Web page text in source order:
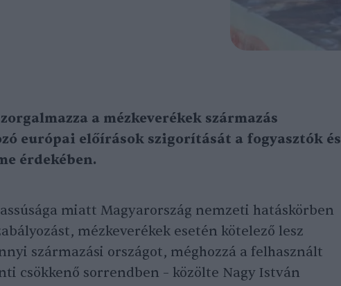
a mézkeverékek származás
európai előírások szigorítását a fogyasztók és
érdekében.
miatt Magyarország nemzeti hatáskörben
mézkeverékek esetén kötelező lesz
származási országot, méghozzá a felhasznált
csökkenő sorrendben – közölte Nagy István